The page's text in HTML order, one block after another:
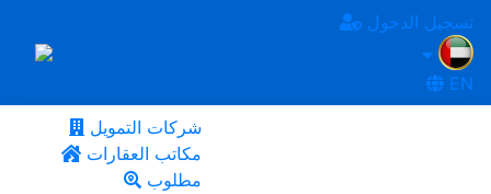
تسجيل الدخول
EN
شركات التمويل
مكاتب العقارات
مطلوب